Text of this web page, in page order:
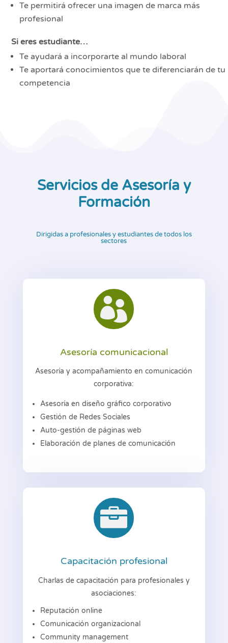
Te permitirá ofrecer una imagen de marca más
profesional
Si eres estudiante…
Te ayudará a incorporarte al mundo laboral
Te aportará conocimientos que te diferenciarán de tu
competencia
Servicios de Asesoría y
Formación
Dirigidas a profesionales y estudiantes de todos los
sectores

Asesoría comunicacional
Asesoría y acompañamiento en comunicación
corporativa:
Asesoría en diseño gráfico corporativo
Gestión de Redes Sociales
Auto-gestión de páginas web
Elaboración de planes de comunicación

Capacitación profesional
Charlas de capacitación para profesionales y
asociaciones:
Reputación online
Comunicación organizacional
Community management